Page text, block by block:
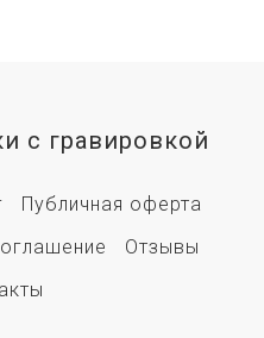
с гравировкой
Публичная оферта
Отзывы